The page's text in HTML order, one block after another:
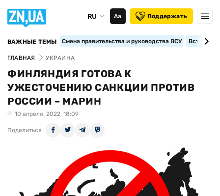
RU Аа Поддержать
ВАЖНЫЕ ТЕМЫ Смена правительства и руководства ВСУ
ГЛАВНАЯ УКРАИНА
ФИНЛЯНДИЯ ГОТОВА К
УЖЕСТОЧЕНИЮ САНКЦИИ ПРОТИВ
РОССИИ – МАРИН
10 апреля, 2022, 18:09
Поделиться